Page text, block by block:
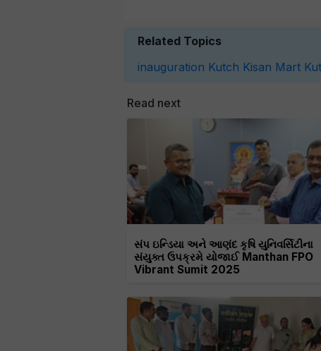
Related Topics
inauguration Kutch Kisan Mart
Read next
સંપ ઇન્ડિયા અને આણંદ કૃષિ યુનિવર્સિટીના
સંયુક્ત ઉપક્રમે યોજાઈ Manthan FPO
Vibrant Sumit 2025